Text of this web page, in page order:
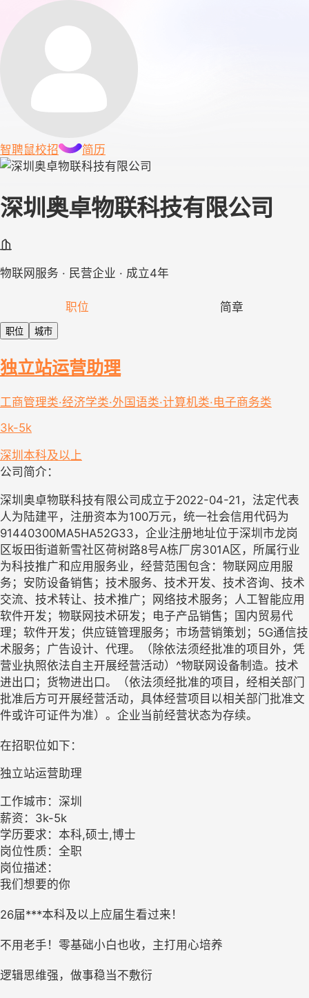
智聘鼠校招 简历
深圳奥卓物联科技有限公司
物联网服务 · 民营企业 · 成立4年
职位 简章
职位 城市
独立站运营助理
工商管理类·经济学类·外国语类·计算机类·电子商务类
3k-5k
深圳 本科及以上
公司简介：
深圳奥卓物联科技有限公司成立于2022-04-21，法定代表
人为陆建平，注册资本为100万元，统一社会信用代码为
91440300MA5HA52G33，企业注册地址位于深圳市龙岗
区坂田街道新雪社区荷树路8号A栋厂房301A区，所属行业
为科技推广和应用服务业，经营范围包含：物联网应用服
务；安防设备销售；技术服务、技术开发、技术咨询、技术
交流、技术转让、技术推广；网络技术服务；人工智能应用
软件开发；物联网技术研发；电子产品销售；国内贸易代
理；软件开发；供应链管理服务；市场营销策划；5G通信技
术服务；广告设计、代理。（除依法须经批准的项目外，凭
营业执照依法自主开展经营活动）^物联网设备制造。技术
进出口；货物进出口。（依法须经批准的项目，经相关部门
批准后方可开展经营活动，具体经营项目以相关部门批准文
件或许可证件为准）。企业当前经营状态为存续。
在招职位如下：
独立站运营助理
工作城市：深圳
薪资：3k-5k
学历要求：本科,硕士,博士
岗位性质：全职
岗位描述：
我们想要的你
26届***本科及以上应届生看过来！
不用老手！零基础小白也收，主打用心培养
逻辑思维强，做事稳当不敷衍